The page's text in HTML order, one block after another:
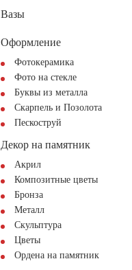
Вазы
Оформление
Фотокерамика
Фото на стекле
Буквы из металла
Скарпель и Позолота
Пескоструй
Декор на памятник
Акрил
Композитные цветы
Бронза
Металл
Скульптура
Цветы
Ордена на памятник